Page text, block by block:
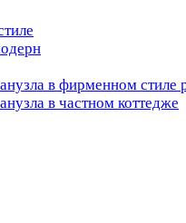
в фирменном стиле
в частном коттедже